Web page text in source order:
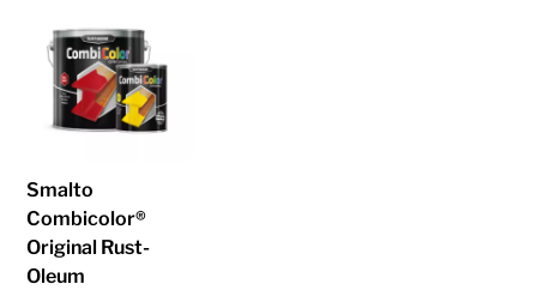
Smalto
Combicolor®
Original Rust-
Oleum